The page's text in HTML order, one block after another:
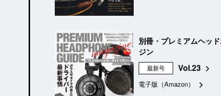
別冊・プレミアムヘッ
ジン
最新号 Vol.23
電子版（Amazon）